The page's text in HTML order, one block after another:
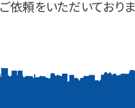
頼をいただいておりま